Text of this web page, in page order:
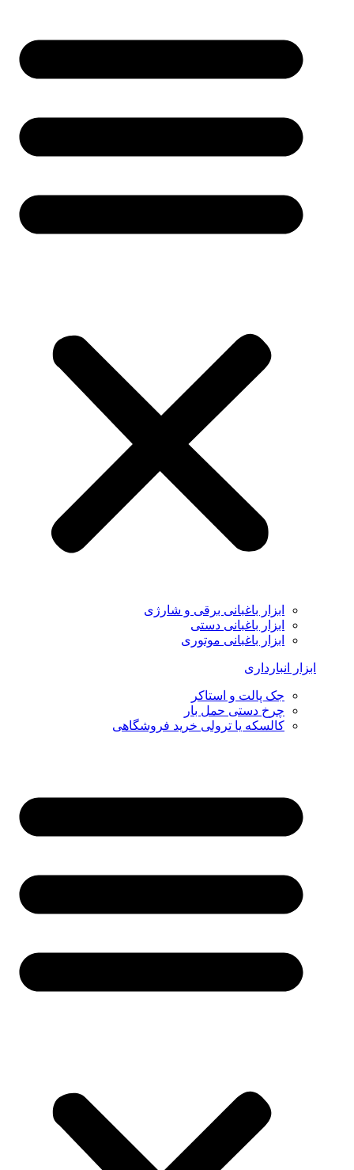
ابزار باغبانی برقی و شارژی
ابزار باغبانی دستی
ابزار باغبانی موتوری
ابزار انبارداری
جک پالت و استاکر
چرخ دستی حمل بار
کالسکه یا ترولی خرید فروشگاهی